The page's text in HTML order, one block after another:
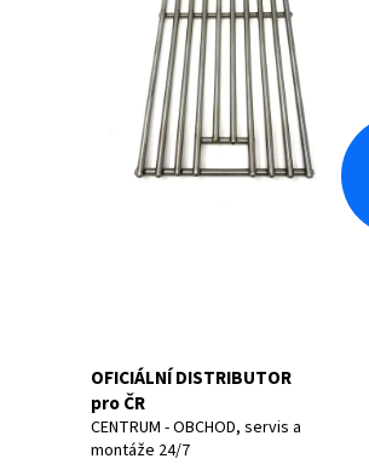
OFICIÁLNÍ DISTRIBUTOR
pro ČR
CENTRUM - OBCHOD, servis a
montáže 24/7